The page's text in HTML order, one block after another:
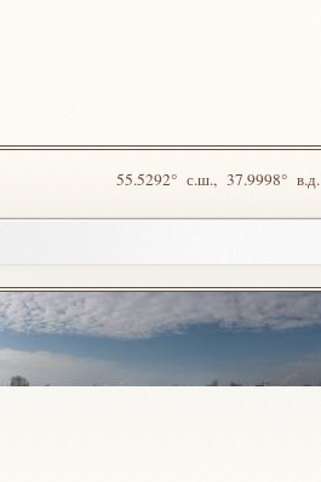
55.5292° с.ш., 37.9998° в.д.